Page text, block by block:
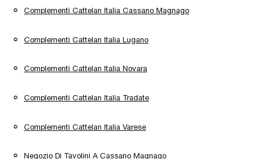
Complementi Cattelan Italia Cassano Magnago
Complementi Cattelan Italia Lugano
Complementi Cattelan Italia Novara
Complementi Cattelan Italia Tradate
Complementi Cattelan Italia Varese
Negozio Di Tavolini A Cassano Magnago